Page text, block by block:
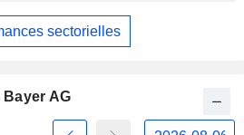
sectorielles
AG